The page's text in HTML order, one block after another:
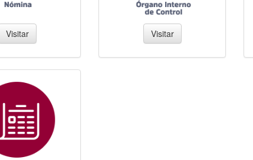
Visitar Visitar